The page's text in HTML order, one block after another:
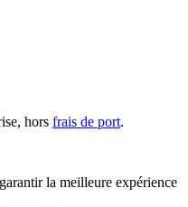
hors frais de port.
la meilleure expérience